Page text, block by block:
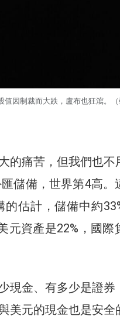
因制裁而大跌，盧布也狂瀉。（
的痛苦，但我們也不
儲備，世界第4高。
估計，儲備中約
元資產是22%，國際
現金、有多少是證券
美元的現金也是安全